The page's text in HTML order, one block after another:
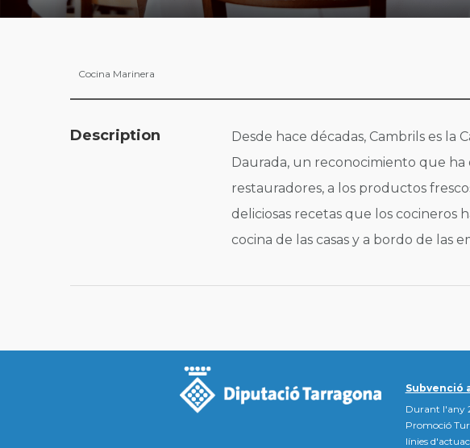
Cocina Marinera
Description
Desde hace décadas, Cambrils es la
Daurada, un reconocimiento que ha
restauradores, a los productos
deliciosas recetas que los cocineros
cocina de las casas y a bordo de las
Subvenció
Durant l'any
Promoció
línies